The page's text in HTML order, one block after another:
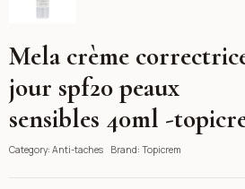
Mela crème
jour spf20 peaux
sensibles 40ml -
Category: Anti-taches Brand: Topicrem